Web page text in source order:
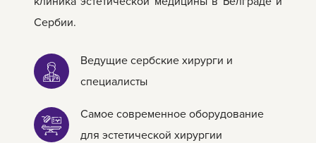
Сербии.
Ведущие сербские хирурги и
специалисты
Самое современное оборудование
для эстетической хирургии